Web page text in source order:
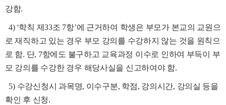
강함.
4) ‘학칙 제33조 7항’에 근거하여 학생은 부모가 본교의 교원으
로 재직하고 있는 경우 부모 강의를 수강하지 않는 것을 원칙으
로 함. 단, 7항에도 불구하고 교육과정 이수로 인하여 부득이 부
모 강의를 수강한 경우 해당사실을 신고하여야 함.
5) 수강신청시 과목명, 이수구분, 학점, 강의시간, 강의실 등을
확인 후 신청.